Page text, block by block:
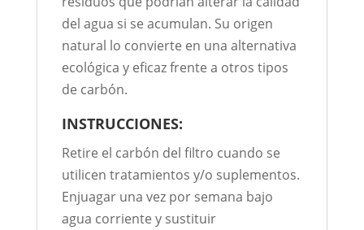
del agua si se acumulan. Su origen
natural lo convierte en una alternativa
ecológica y eficaz frente a otros tipos
de carbón.
INSTRUCCIONES:
Retire el carbón del filtro cuando se
utilicen tratamientos y/o suplementos.
Enjuagar una vez por semana bajo
agua corriente y sustituir